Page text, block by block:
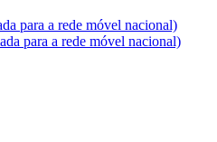
para a rede móvel nacional)
para a rede móvel nacional)